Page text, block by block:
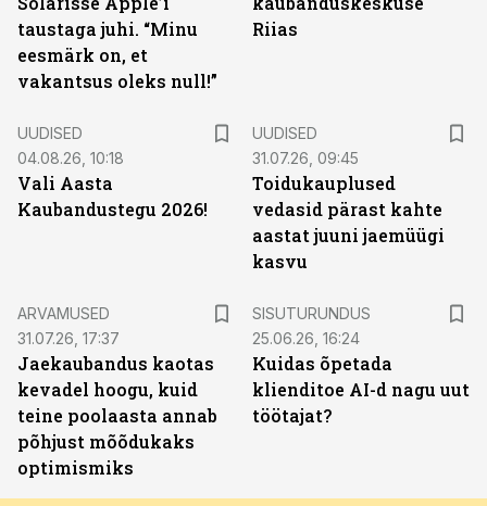
taustaga juhi. “Minu
eesmärk on, et
vakantsus oleks null!”
Riias
UUDISED
04.08.26, 10:18
Vali Aasta
Kaubandustegu 2026!
UUDISED
31.07.26, 09:45
Toidukauplused
vedasid pärast kahte
aastat juuni jaemüügi
kasvu
ARVAMUSED
31.07.26, 17:37
Jaekaubandus kaotas
kevadel hoogu, kuid
teine poolaasta annab
põhjust mõõdukaks
optimismiks
SISUTURUNDUS
25.06.26, 16:24
Kuidas õpetada
klienditoe AI-d nagu uut
töötajat?